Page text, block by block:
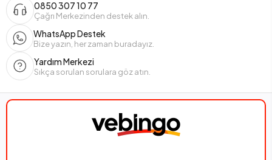
0850 307 10 77
Çağrı Merkezinden destek alın.
WhatsApp Destek
Bize yazın, her zaman buradayız.
Yardım Merkezi
Sıkça sorulan sorulara göz atın.